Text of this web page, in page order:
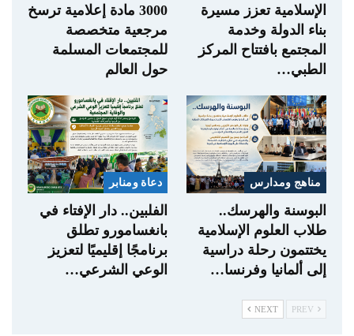
الإسلامية تعزز مسيرة
بناء الدولة وخدمة
المجتمع بافتتاح المركز
الطبي…
3000 مادة إعلامية ترسخ
مرجعية متخصصة
للمجتمعات المسلمة
حول العالم
مناهج ومدارس
البوسنة والهرسك..
طلاب العلوم الإسلامية
يختتمون رحلة دراسية
إلى ألمانيا وفرنسا…
دعاة ومنابر
الفلبين.. دار الإفتاء في
بانغسامورو تطلق
برنامجًا إقليميًا لتعزيز
الوعي الشرعي…
NEXT